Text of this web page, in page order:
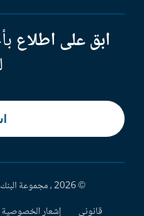
ابق على اطلاع
© 2026 ، مجموعة البنك الدولي جميع الحقوق محفوظة.
قانوني
إشعار الخصوصية